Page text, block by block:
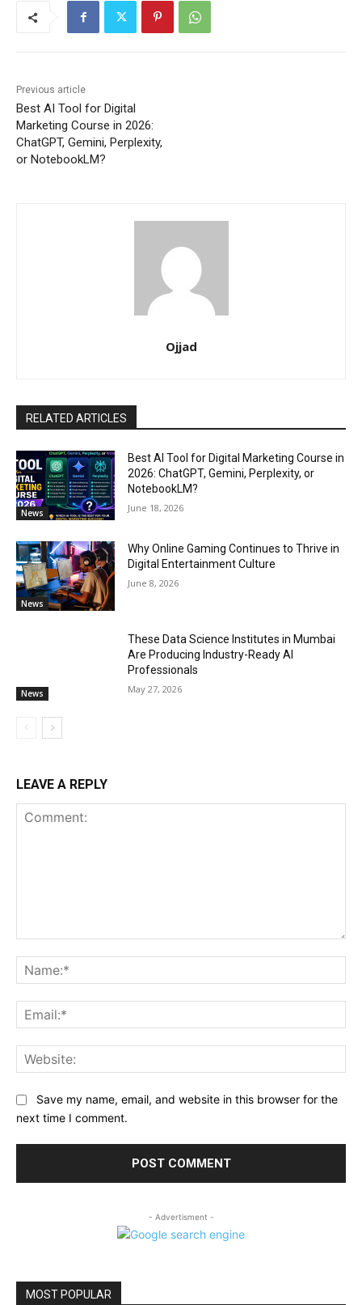
Previous article
Best AI Tool for Digital
Marketing Course in 2026:
ChatGPT, Gemini, Perplexity,
or NotebookLM?
Ojjad
RELATED ARTICLES
News
Best AI Tool for Digital Marketing Course in
2026: ChatGPT, Gemini, Perplexity, or
NotebookLM?
June 18, 2026
News
Why Online Gaming Continues to Thrive in
Digital Entertainment Culture
June 8, 2026
News
These Data Science Institutes in Mumbai
Are Producing Industry-Ready AI
Professionals
May 27, 2026
LEAVE A REPLY
Save my name, email, and website in this browser for the
next time I comment.
- Advertisment -
MOST POPULAR